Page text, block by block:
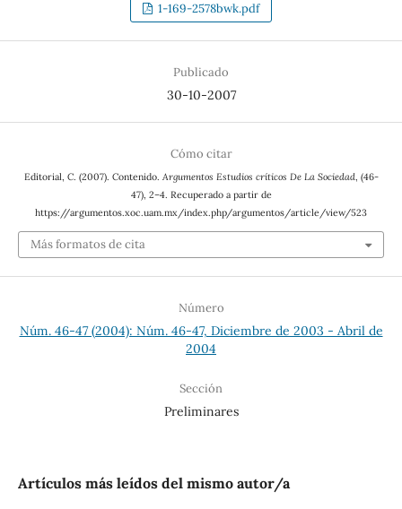
1-169-2578bwk.pdf
Publicado
30-10-2007
Cómo citar
Editorial, C. (2007). Contenido. Argumentos Estudios críticos De La Sociedad, (46-
47), 2–4. Recuperado a partir de
https://argumentos.xoc.uam.mx/index.php/argumentos/article/view/523
Más formatos de cita
Número
Núm. 46-47 (2004): Núm. 46-47, Diciembre de 2003 - Abril de
2004
Sección
Preliminares
Artículos más leídos del mismo autor/a